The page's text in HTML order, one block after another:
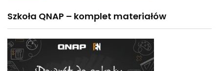
Szkoła QNAP – komplet materiałów